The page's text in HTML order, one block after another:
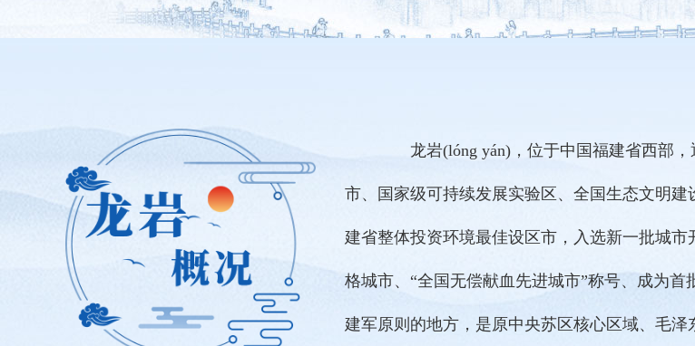
龙岩(lóng yán)，位于中国福建省西部，
市、国家级可持续发展实验区、全国生态文明
建省整体投资环境最佳设区市，入选新一批城
格城市、“全国无偿献血先进城市”称号、成为
建军原则的地方，是原中央苏区核心区域、毛